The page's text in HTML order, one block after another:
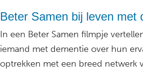
Beter Samen bij leven met
In een Beter Samen filmpje
iemand met dementie over hun
optrekken met een breed netwerk